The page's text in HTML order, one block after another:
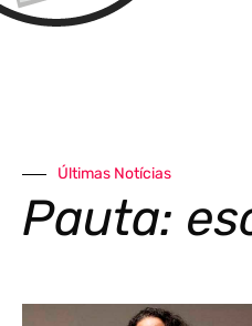
Últimas Notícias
Pauta: